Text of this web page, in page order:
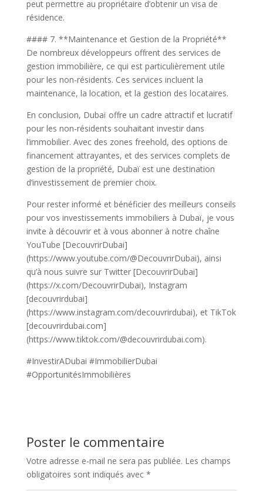
peut permettre au propriétaire d’obtenir un visa de
résidence.
#### 7. **Maintenance et Gestion de la Propriété**
De nombreux développeurs offrent des services de
gestion immobilière, ce qui est particulièrement utile
pour les non-résidents. Ces services incluent la
maintenance, la location, et la gestion des locataires.
En conclusion, Dubaï offre un cadre attractif et lucratif
pour les non-résidents souhaitant investir dans
l’immobilier. Avec des zones freehold, des options de
financement attrayantes, et des services complets de
gestion de la propriété, Dubaï est une destination
d’investissement de premier choix.
Pour rester informé et bénéficier des meilleurs conseils
pour vos investissements immobiliers à Dubaï, je vous
invite à découvrir et à vous abonner à notre chaîne
YouTube [DecouvrirDubai]
(https://www.youtube.com/@DecouvrirDubai), ainsi
qu’à nous suivre sur Twitter [DecouvrirDubai]
(https://x.com/DecouvrirDubai), Instagram
[decouvrirdubai]
(https://www.instagram.com/decouvrirdubai), et TikTok
[decouvrirdubai.com]
(https://www.tiktok.com/@decouvrirdubai.com).
#InvestirADubai #ImmobilierDubai
#OpportunitésImmobilières
Poster le commentaire
Votre adresse e-mail ne sera pas publiée. Les champs
obligatoires sont indiqués avec *